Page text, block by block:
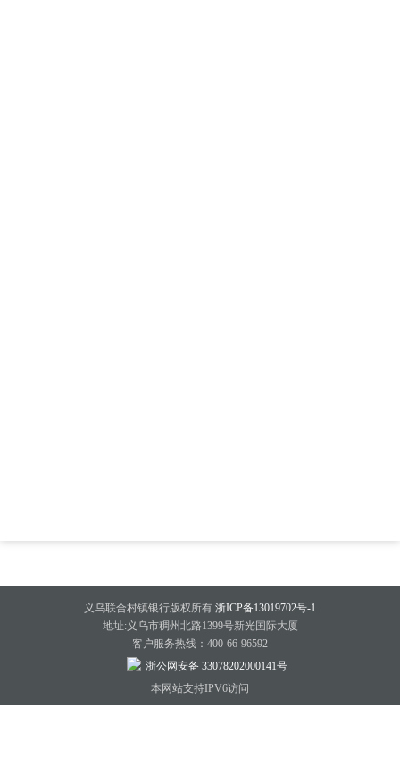
义乌联合村镇银行版权所有 浙ICP备13019702号-1
地址:义乌市稠州北路1399号新光国际大厦
客户服务热线：400-66-96592
浙公网安备 33078202000141号
本网站支持IPV6访问